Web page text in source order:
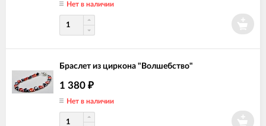
Нет в наличии
Браслет из циркона "Волшебство"
1 380 ₽
Нет в наличии